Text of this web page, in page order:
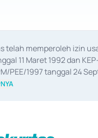
telah memperoleh izin
11 Maret 1992 dan
PEE/1997 tanggal 24
dan